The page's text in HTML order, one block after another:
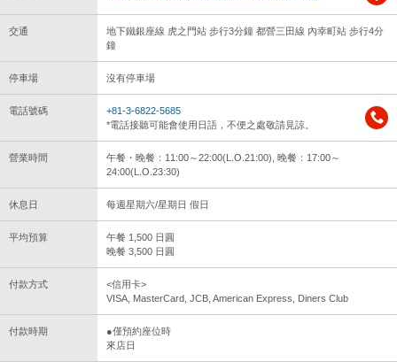
交通
地下鐵銀座線 虎之門站 步行3分鐘 都營三田線 內幸町站 步行4分
鐘
停車場 沒有停車場
電話號碼
+81-3-6822-5685
*電話接聽可能會使用日語，不便之處敬請見諒。
營業時間
午餐・晚餐：11:00～22:00(L.O.21:00), 晚餐：17:00～
24:00(L.O.23:30)
休息日 每週星期六/星期日 假日
平均預算
午餐 1,500 日圓
晚餐 3,500 日圓
付款方式
<信用卡>
VISA, MasterCard, JCB, American Express, Diners Club
付款時期
●僅預約座位時
來店日